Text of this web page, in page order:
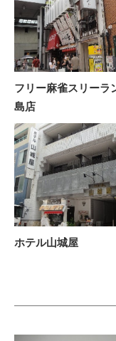
フリー麻雀スリー
島店
ホテル山城屋